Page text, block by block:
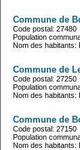
Commune de
Code postal: 27480
Population
Nom des habitants:
Commune de
Code postal: 27250
Population
Nom des habitants:
Commune de
Code postal: 27150
Population
Nom des habitants: